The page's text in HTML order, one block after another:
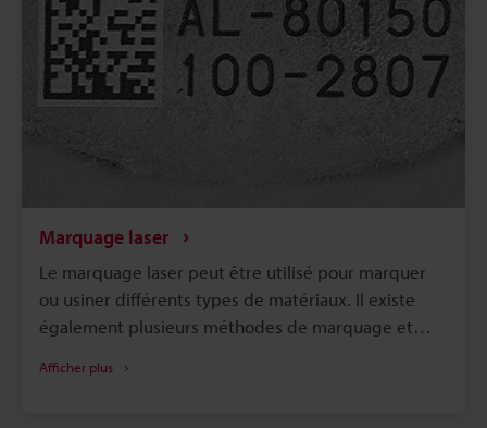
Marquage laser
Le marquage laser peut être utilisé pour marquer
ou usiner différents types de matériaux. Il existe
également plusieurs méthodes de marquage et
fonctionnalités des technologies de marquage laser,
Afficher plus